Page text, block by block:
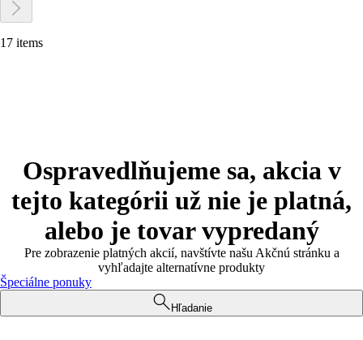
17 items
Ospravedlňujeme sa, akcia v
tejto kategórii už nie je platná,
alebo je tovar vypredaný
Pre zobrazenie platných akcií, navštívte našu Akčnú stránku a
vyhľadajte alternatívne produkty
Špeciálne ponuky
Hľadanie